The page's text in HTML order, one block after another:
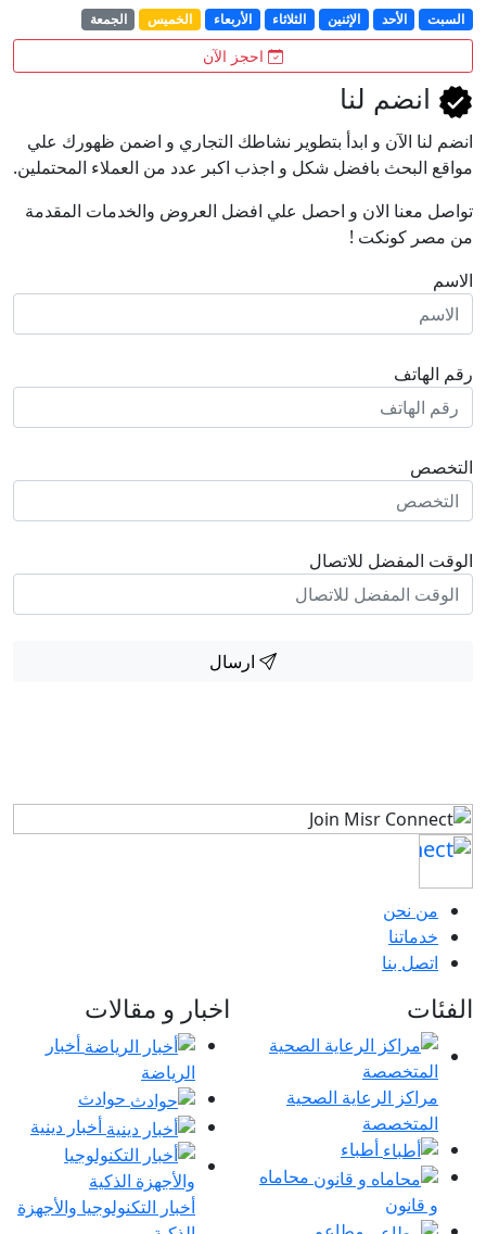
السبت الأحد الإثنين الثلاثاء الأربعاء الخميس الجمعة
احجز الآن
انضم لنا
انضم لنا اﻵن و ابدأ بتطوير نشاطك التجاري و اضمن ظهورك علي
مواقع البحث بافضل شكل و اجذب اكبر عدد من العملاء المحتملين.
تواصل معنا الان و احصل علي افضل العروض والخدمات المقدمة
من مصر كونكت !
الاسم
رقم الهاتف
التخصص
الوقت المفضل للاتصال
ارسال
من نحن
خدماتنا
اتصل بنا
الفئات
مراكز الرعاية الصحية
المتخصصة
أطباء
محاماه
و قانون
اخبار و مقالات
أخبار
الرياضة
حوادث
أخبار دينية
أخبار التكنولوجيا والأجهزة